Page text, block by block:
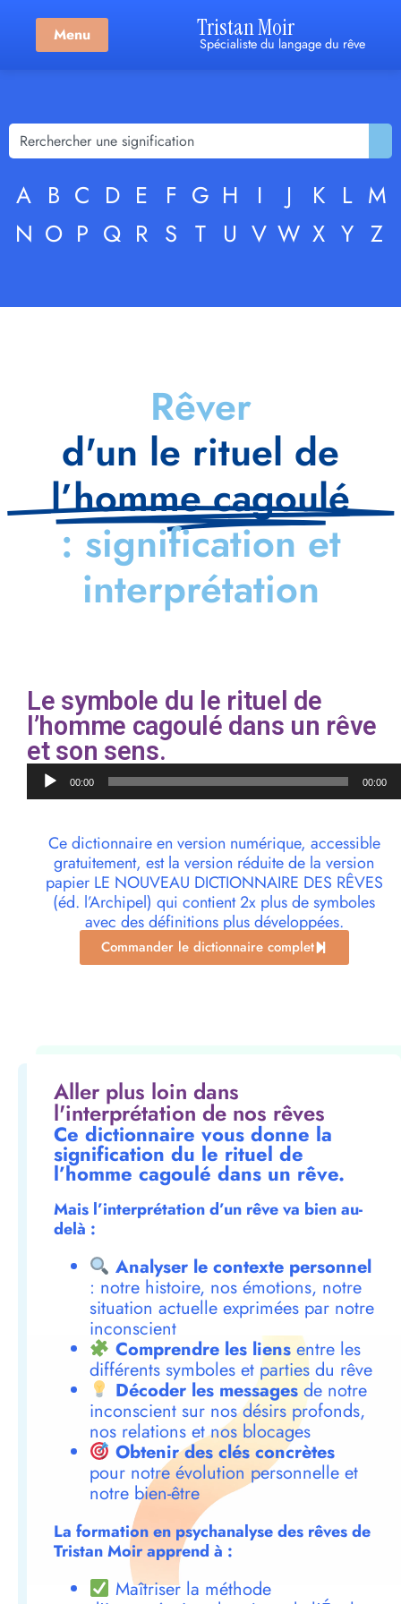
Menu Tristan Moir
Spécialiste du langage du rêve
A B C D E F G H I J K L M
N O P Q R S T U V W X Y Z
Rêver
d'un le rituel de
l’homme cagoulé
: signification et
interprétation
Le symbole du le rituel de
l’homme cagoulé dans un rêve
et son sens.
Lecteur
audio00:00 00:00
Ce dictionnaire en version numérique, accessible
gratuitement, est la version réduite de la version
papier LE NOUVEAU DICTIONNAIRE DES RÊVES
(éd. l’Archipel) qui contient 2x plus de symboles
avec des définitions plus développées.
Commander le dictionnaire complet
Aller plus loin dans
l'interprétation de nos rêves
Ce dictionnaire vous donne la
signification du le rituel de
l’homme cagoulé dans un rêve.
Mais l’interprétation d’un rêve va bien au-
delà :
Analyser le contexte personnel
: notre histoire, nos émotions, notre
situation actuelle exprimées par notre
inconscient
Comprendre les liensentre les
différents symboles et parties du rêve
Décoder les messagesde notre
inconscient sur nos désirs profonds,
nos relations et nos blocages
Obtenir des clés concrètes
pour notre évolution personnelle et
notre bien-être
La formation en psychanalyse des rêves de
Tristan Moir apprend à :
Maîtriser la méthode